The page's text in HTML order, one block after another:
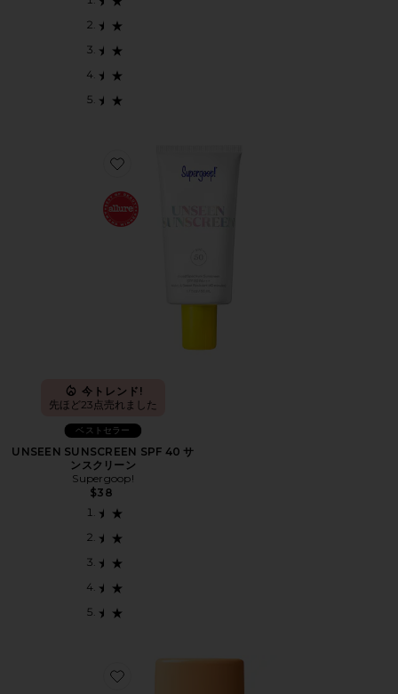
Favorite UNSEEN SUNSCREEN SPF 40 サンスクリーン
今トレンド!
先ほど23点売れました
ベストセラー
UNSEEN SUNSCREEN SPF 40 サ
ンスクリーン
Supergoop!
$38
Favorite SHADEDROPS BROAD SPECTRUM SPF 30